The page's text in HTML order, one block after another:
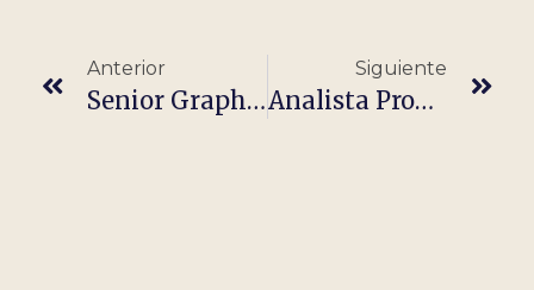
Anterior
Senior Graphic Designer (Full-Time)
Siguiente
Analista Programador/a Java (Remoto)